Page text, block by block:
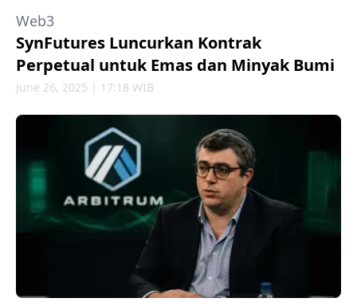
Web3
SynFutures Luncurkan Kontrak
Perpetual untuk Emas dan Minyak Bumi
June 26, 2025 | 17:18 WIB